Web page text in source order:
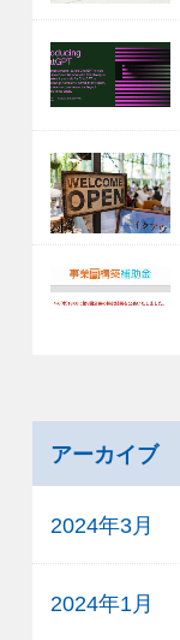
アーカイブ
2024年3月
2024年1月